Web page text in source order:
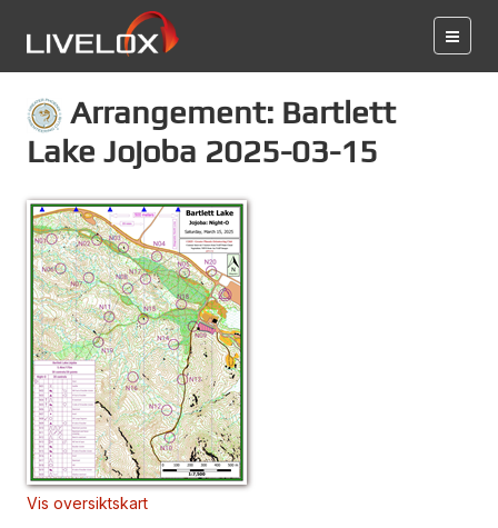
Arrangement: Bartlett
Lake Jojoba 2025-03-15
Vis oversiktskart